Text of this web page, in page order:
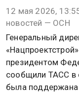
12 мая 2026,
новостей — ОСН
Генеральный
президентом
сообщили ТАСС в
была